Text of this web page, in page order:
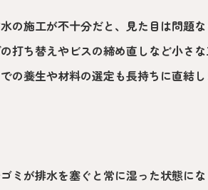
の施工が不十分だと、見た目は問題な
打ち替えやビスの締め直しなど小さ
の養生や材料の選定も長持ちに直結し
ミが排水を塞ぐと常に湿った状態にな